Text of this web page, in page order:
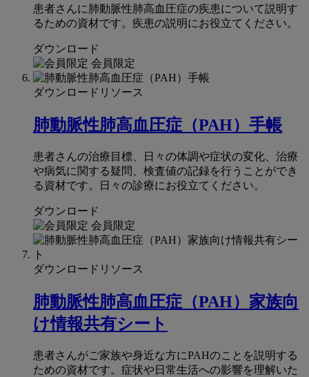
患者さんに肺動脈性肺高血圧症の疾患について説明す
るための資材です。疾患の説明にお役立てください。
ダウンロード
会員限定
ダウンロードリソース
肺動脈性肺⾼⾎圧症（PAH）⼿帳
患者さんの治療目標、日々の体調や症状の変化、治療
や病気に関する疑問、検査値の記録を行うことができ
る資材です。日々の診療にお役立てください。
ダウンロード
会員限定
ダウンロードリソース
肺動脈性肺高血圧症（PAH）家族向
け情報共有シート
患者さんがご家族や身近な方にPAHのことを説明する
ための資材です。症状や日常生活への影響を理解いた